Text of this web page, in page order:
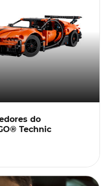
do
Technic